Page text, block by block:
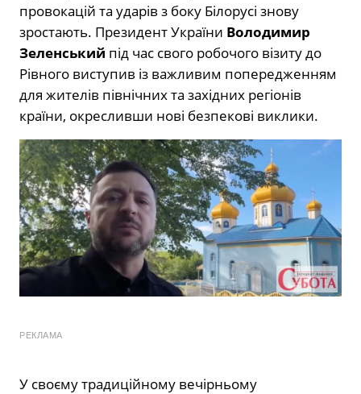
провокацій та ударів з боку Білорусі знову
зростають. Президент України Володимир
Зеленський під час свого робочого візиту до
Рівного виступив із важливим попередженням
для жителів північних та західних регіонів
країни, окресливши нові безпекові виклики.
РЕКЛАМА
У своєму традиційному вечірньому